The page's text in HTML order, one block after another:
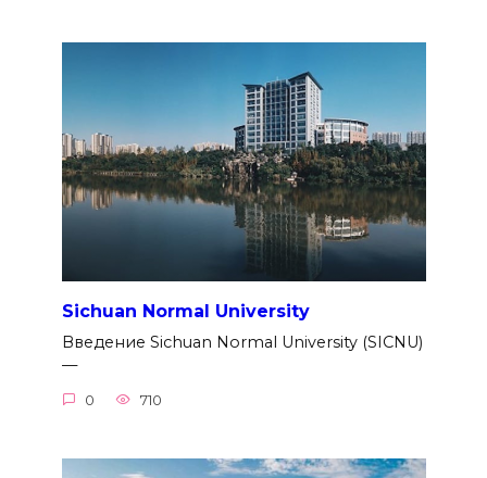
Sichuan Normal University
Введение Sichuan Normal University (SICNU)
—
0 710